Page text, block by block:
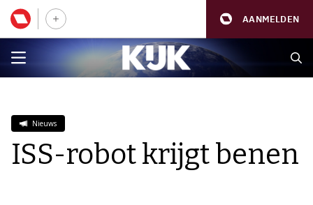
AANMELDEN
Nieuws
ISS-robot krijgt benen